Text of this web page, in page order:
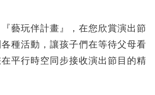
藝玩伴計畫』，在您欣賞演出節
種活動，讓孩子們在等待父母看
平行時空同步接收演出節目的精